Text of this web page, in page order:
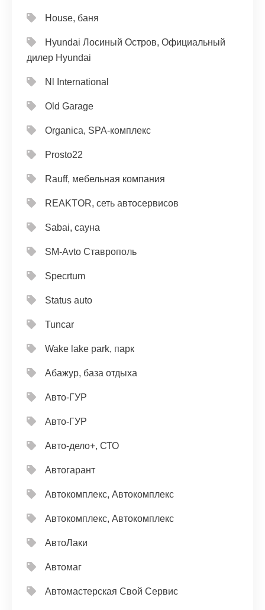
House, баня
Hyundai Лосиный Остров, Официальный
дилер Hyundai
Nl International
Old Garage
Organica, SPA-комплекс
Prosto22
Rauff, мебельная компания
REAKTOR, сеть автосервисов
Sabai, сауна
SM-Avto Ставрополь
Specrtum
Status auto
Tuncar
Wake lake park, парк
Абажур, база отдыха
Авто-ГУР
Авто-ГУР
Авто-дело+, СТО
Автогарант
Автокомплекс, Автокомплекс
Автокомплекс, Автокомплекс
АвтоЛаки
Автомаг
Автомастерская Свой Сервис